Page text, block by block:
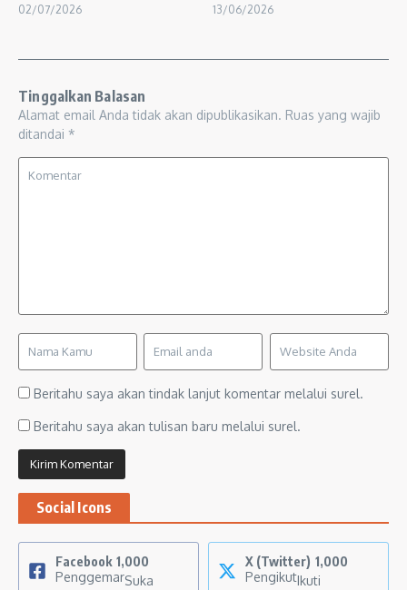
02/07/2026 13/06/2026
Tinggalkan Balasan
Alamat email Anda tidak akan dipublikasikan. Ruas yang wajib
ditandai *
Beritahu saya akan tindak lanjut komentar melalui surel.
Beritahu saya akan tulisan baru melalui surel.
Social Icons
Facebook 1,000
PenggemarSuka
X (Twitter) 1,000
PengikutIkuti